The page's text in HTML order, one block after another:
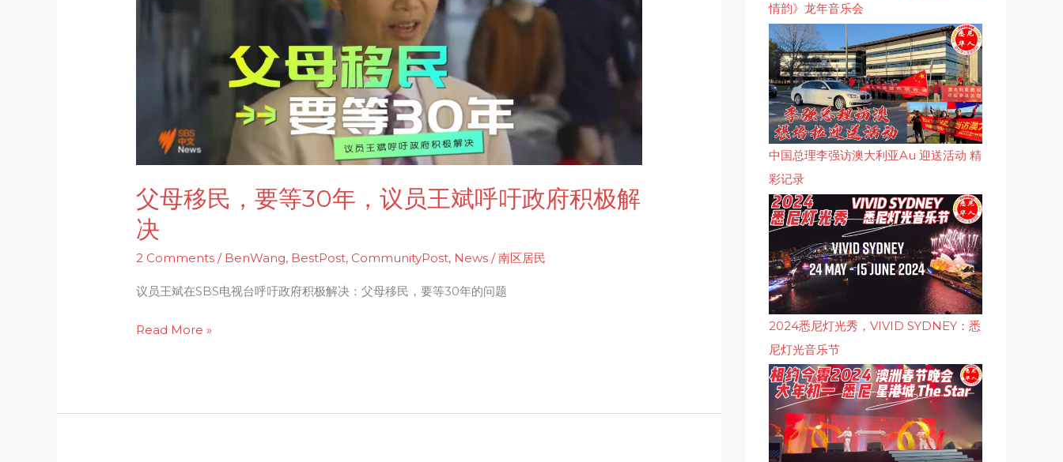
父母移民，要等30年，议员王斌呼吁政府积极解
决
2 Comments / BenWang, BestPost, CommunityPost, News /南区居民
议员王斌在SBS电视台呼吁政府积极解决：父母移民，要等30年的问题
吁
政
府
积
极
决
Read More »
情韵》龙年音乐会
中国总理李强访澳大利亚Au 迎送活动 精
彩记录
2024悉尼灯光秀，VIVID SYDNEY：悉
尼灯光音乐节